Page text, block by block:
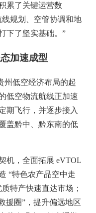
累了关键运营数
规划、空管协调和地
下了坚实基础。”
加速成型
低空经济布局的起
低空物流航线正加速
期飞行，并逐步接入
盖黔中、黔东南的低
机，全面拓展 eVTOL
“特色农产品空中走
特产快速直达市场；
援圈”，提升偏远地区